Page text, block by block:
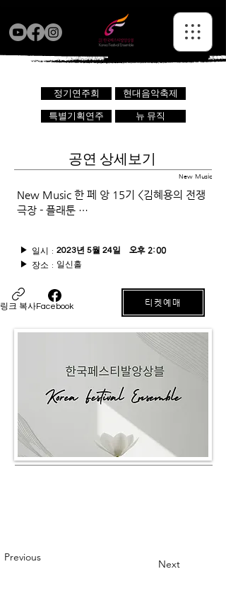
정기연주회 현대음악축제
특별기획연주 뉴 뮤직
공연 상세보기
New Music
New Music 한 페 앙 15기 <김혜용의 전쟁
극장 - 플래툰 …
2023년 5월 24일
일시 :
▶ 오후 2:00
▶ 장소 : 일신홀
링크 복사Facebook 티켓예매
Previous
Next